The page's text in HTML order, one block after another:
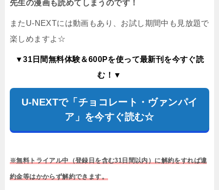
先生の漫画も読めてしまうのです！
またU-NEXTには動画もあり、お試し期間中も見放題で
楽しめますよ☆
▼31日間無料体験＆600Pを使って最新刊を今すぐ読
む！▼
U-NEXTで「チョコレート・ヴァンパイ
ア」を今すぐ読む☆
※無料トライアル中（登録日を含む31日間以内）に解約をすれば違
約金等はかからず解約できます。